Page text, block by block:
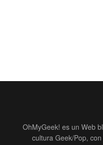
OhMyGeek! es un Web
cultura Geek/Pop,